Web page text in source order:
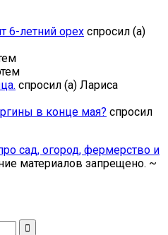
6-летний орех спросил (а)
спросил (а) Лариса
в конце мая? спросил
сад, огород, фермерство и
материалов запрещено. ~